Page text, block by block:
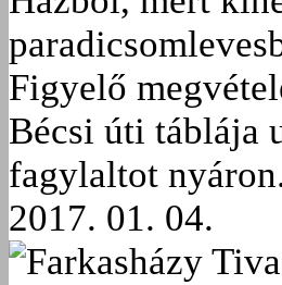
Figyelő
Bécsi úti táblája
fagylaltot
2017. 01. 04.
Farkasházy